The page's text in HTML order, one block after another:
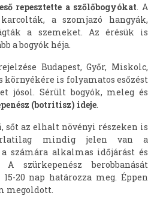
repesztette a szőlőbogyókat . A
a szomjazó hangyák,
a szemeket. Az érésük is
a bogyók héja.
Budapest, Győr, Miskolc,
környékére is folyamatos esőzést
jósol. Sérült bogyók, meleg és
(botritisz) ideje
sőt az elhalt növényi részeken is
mindig jelen van a
számára alkalmas időjárást és
szürkepenész berobbanását
20 nap határozza meg. Éppen
megoldott.